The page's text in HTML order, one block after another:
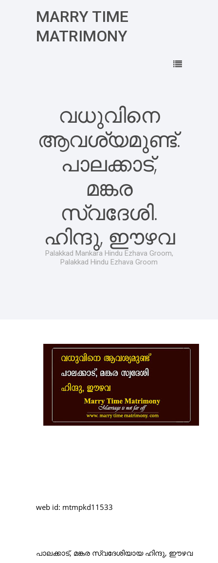
MARRY TIME
MATRIMONY
വധുവിനെ
ആവശ്യമുണ്ട്.
പാലക്കാട്,
മങ്കര
സ്വദേശി.
ഹിന്ദു, ഈഴവ
Palakkad Mankara Hindu Ezhava Groom,
Palakkad Hindu Ezhava Groom
web id: mtmpkd11533
പാലക്കാട്, മങ്കര സ്വദേശിയായ ഹിന്ദു, ഈഴവ